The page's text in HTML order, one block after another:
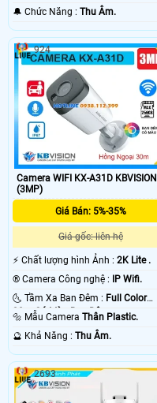
️🔔 Chức Năng : Thu Âm.
Camera WIFI KX-A31D KBVISION
(3MP)
Giá Bán: 5%-35%
Giá gốc: liên hệ
️⚡ Chất lượng hình Ảnh : 2K Lite .
®️ Camera Công nghệ : IP Wifi.
🌜 Tầm Xa Ban Đêm : Full Color
30m Có Màu Ban Ðêm.
🔩 Mẫu Camera Thân Plastic.
️🔮 Khả Năng : Thu Âm.
924
2693